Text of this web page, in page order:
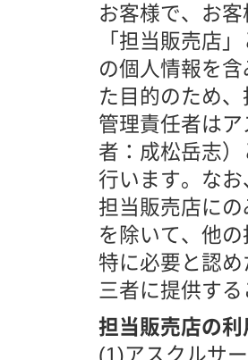
お客様で、お
「担当販売店
の個人情報を
た目的のため
管理責任者は
者：成松岳志
行います。な
担当販売店に
を除いて、他
特に必要と認
三者に提供す
担当販売店の利
(1)アスクルサ